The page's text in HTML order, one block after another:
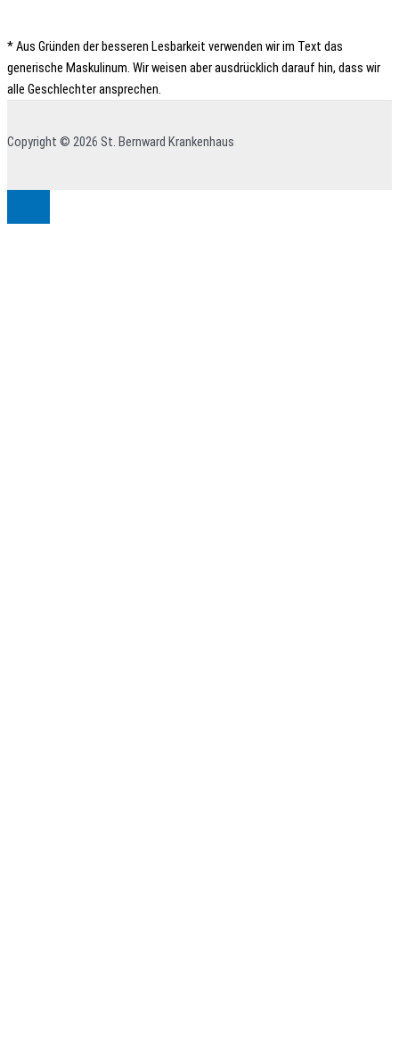
* Aus Gründen der besseren Lesbarkeit verwenden wir im Text das
generische Maskulinum. Wir weisen aber ausdrücklich darauf hin, dass wir
alle Geschlechter ansprechen.
Copyright © 2026 St. Bernward Krankenhaus